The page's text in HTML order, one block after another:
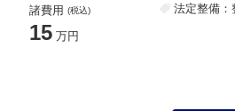
諸費用 (税込)
15 万円
法定整備：